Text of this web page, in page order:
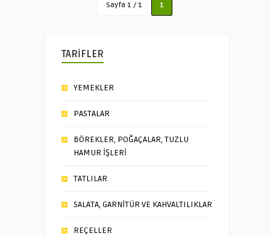
Sayfa 1 / 1 1
TARİFLER
YEMEKLER
PASTALAR
BÖREKLER, POĞAÇALAR, TUZLU
HAMUR İŞLERİ
TATLILAR
SALATA, GARNİTÜR VE KAHVALTILIKLAR
REÇELLER